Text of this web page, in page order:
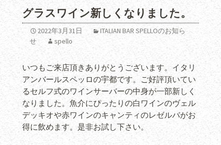
グラスワイン新しくなりました。
2022年3月31日
ITALIAN BAR SPELLOのお知ら
せ
spello
いつもご来店頂きありがとうございます。イタリ
アンバールスペッロの宇都です。ご好評頂いてい
るセルフ式のワインサーバーの中身が一部新しく
なりました。魚介にぴったりの白ワインのヴェル
デッキオや赤ワインのキャンティのレゼルバがお
得に飲めます。是非お試し下さい。